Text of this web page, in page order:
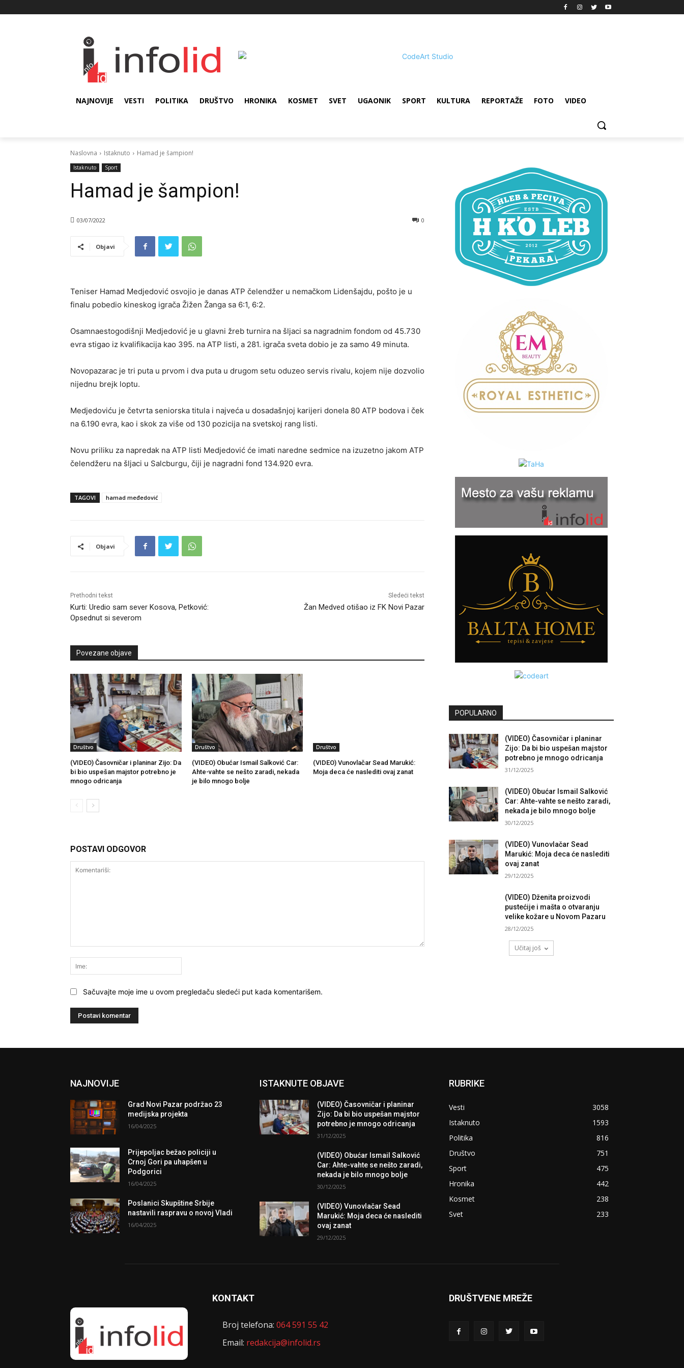
NAJNOVIJE VESTI POLITIKA DRUŠTVO HRONIKA KOSMET SVET UGAONIK SPORT KULTURA REPORTAŽE FOTO VIDEO
Naslovna Istaknuto Hamad je šampion!
Istaknuto Sport
Hamad je šampion!
03/07/2022 0
Objavi
Teniser Hamad Medjedović osvojio je danas ATP čelendžer u nemačkom Lidenšajdu, pošto je u
finalu pobedio kineskog igrača Žižen Žanga sa 6:1, 6:2.
Osamnaestogodišnji Medjedović je u glavni žreb turnira na šljaci sa nagradnim fondom od 45.730
evra stigao iz kvalifikacija kao 395. na ATP listi, a 281. igrača sveta dobio je za samo 49 minuta.
Novopazarac je tri puta u prvom i dva puta u drugom setu oduzeo servis rivalu, kojem nije dozvolio
nijednu brejk loptu.
Medjedoviću je četvrta seniorska titula i najveća u dosadašnjoj karijeri donela 80 ATP bodova i ček
na 6.190 evra, kao i skok za više od 130 pozicija na svetskoj rang listi.
Novu priliku za napredak na ATP listi Medjedović će imati naredne sedmice na izuzetno jakom ATP
čelendžeru na šljaci u Salcburgu, čiji je nagradni fond 134.920 evra.
TAGOVI hamad međedović
Objavi
Prethodni tekst
Kurti: Uredio sam sever Kosova, Petković:
Opsednut si severom
Sledeći tekst
Žan Medved otišao iz FK Novi Pazar
Povezane objave
Društvo
(VIDEO) Časovničar i planinar Zijo: Da
bi bio uspešan majstor potrebno je
mnogo odricanja
Društvo
(VIDEO) Obućar Ismail Salković Car:
Ahte-vahte se nešto zaradi, nekada
je bilo mnogo bolje
Društvo
(VIDEO) Vunovlačar Sead Marukić:
Moja deca će naslediti ovaj zanat
POSTAVI ODGOVOR
Sačuvajte moje ime u ovom pregledaču sledeći put kada komentarišem.
POPULARNO
(VIDEO) Časovničar i planinar
Zijo: Da bi bio uspešan majstor
potrebno je mnogo odricanja
31/12/2025
(VIDEO) Obućar Ismail Salković
Car: Ahte-vahte se nešto zaradi,
nekada je bilo mnogo bolje
30/12/2025
(VIDEO) Vunovlačar Sead
Marukić: Moja deca će naslediti
ovaj zanat
29/12/2025
(VIDEO) Dženita proizvodi
pustećije i mašta o otvaranju
velike kožare u Novom Pazaru
28/12/2025
Učitaj još
NAJNOVIJE
Grad Novi Pazar podržao 23
medijska projekta
16/04/2025
Prijepoljac bežao policiji u
Crnoj Gori pa uhapšen u
Podgorici
16/04/2025
Poslanici Skupštine Srbije
nastavili raspravu o novoj Vladi
16/04/2025
ISTAKNUTE OBJAVE
(VIDEO) Časovničar i planinar
Zijo: Da bi bio uspešan majstor
potrebno je mnogo odricanja
31/12/2025
(VIDEO) Obućar Ismail Salković
Car: Ahte-vahte se nešto zaradi,
nekada je bilo mnogo bolje
30/12/2025
(VIDEO) Vunovlačar Sead
Marukić: Moja deca će naslediti
ovaj zanat
29/12/2025
RUBRIKE
Vesti
3058
Istaknuto
1593
Politika
816
Društvo
751
Sport
475
Hronika
442
Kosmet
238
Svet
233
KONTAKT
Broj telefona: 064 591 55 42
Email: redakcija@infolid.rs
DRUŠTVENE MREŽE